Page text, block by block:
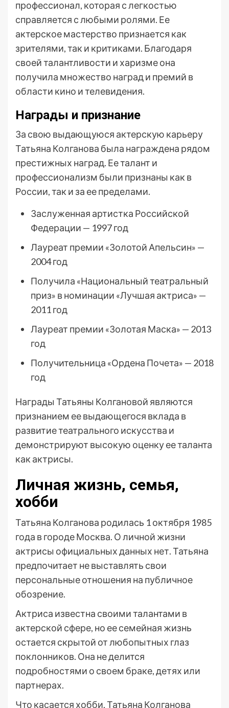
профессионал, которая с легкостью
справляется с любыми ролями. Ее
актерское мастерство признается как
зрителями, так и критиками. Благодаря
своей талантливости и харизме она
получила множество наград и премий в
области кино и телевидения.
Награды и признание
За свою выдающуюся актерскую карьеру
Татьяна Колганова была награждена рядом
престижных наград. Ее талант и
профессионализм были признаны как в
России, так и за ее пределами.
Заслуженная артистка Российской
Федерации — 1997 год
Лауреат премии «Золотой Апельсин» —
2004 год
Получила «Национальный театральный
приз» в номинации «Лучшая актриса» —
2011 год
Лауреат премии «Золотая Маска» — 2013
год
Получительница «Ордена Почета» — 2018
год
Награды Татьяны Колгановой являются
признанием ее выдающегося вклада в
развитие театрального искусства и
демонстрируют высокую оценку ее таланта
как актрисы.
Личная жизнь, семья,
хобби
Татьяна Колганова родилась 1 октября 1985
года в городе Москва. О личной жизни
актрисы официальных данных нет. Татьяна
предпочитает не выставлять свои
персональные отношения на публичное
обозрение.
Актриса известна своими талантами в
актерской сфере, но ее семейная жизнь
остается скрытой от любопытных глаз
поклонников. Она не делится
подробностями о своем браке, детях или
партнерах.
Что касается хобби, Татьяна Колганова